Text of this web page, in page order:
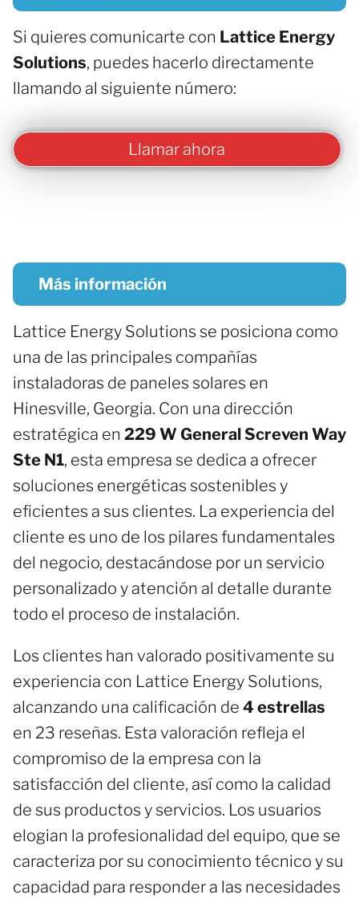
Si quieres comunicarte con Lattice Energy
Solutions, puedes hacerlo directamente
llamando al siguiente número:
Llamar ahora
Más información
Lattice Energy Solutions se posiciona como
una de las principales compañías
instaladoras de paneles solares en
Hinesville, Georgia. Con una dirección
estratégica en 229 W General Screven Way
Ste N1, esta empresa se dedica a ofrecer
soluciones energéticas sostenibles y
eficientes a sus clientes. La experiencia del
cliente es uno de los pilares fundamentales
del negocio, destacándose por un servicio
personalizado y atención al detalle durante
todo el proceso de instalación.
Los clientes han valorado positivamente su
experiencia con Lattice Energy Solutions,
alcanzando una calificación de 4 estrellas
en 23 reseñas. Esta valoración refleja el
compromiso de la empresa con la
satisfacción del cliente, así como la calidad
de sus productos y servicios. Los usuarios
elogian la profesionalidad del equipo, que se
caracteriza por su conocimiento técnico y su
capacidad para responder a las necesidades